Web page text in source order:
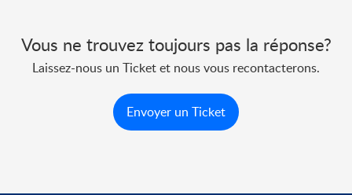
Vous ne trouvez toujours pas la réponse?
Laissez-nous un Ticket et nous vous recontacterons.
Envoyer un Ticket